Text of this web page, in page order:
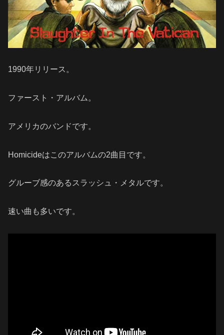
1990年リリース。
ファースト・アルバム。
アメリカのバンドです。
Homicideはこのアルバムの2曲目です。
グルーブ感のあるスラッシュ・メタルです。
速い曲も多いです。